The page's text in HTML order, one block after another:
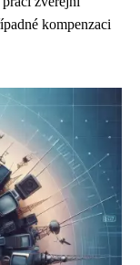
kompenzaci